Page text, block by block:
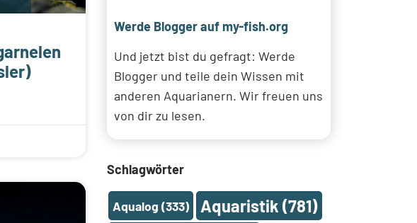
Werde Blogger auf my-fish.org
Und jetzt bist du gefragt: Werde
Blogger und teile dein Wissen mit
anderen Aquarianern. Wir freuen uns
von dir zu lesen.
Schlagwörter
Aqualog (333) Aquaristik (781)